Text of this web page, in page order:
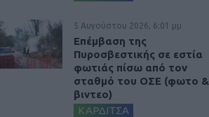
5 Αυγούστου 2026, 6:01 μμ
Επέμβαση της
Πυροσβεστικής σε εστία
φωτιάς πίσω από τον
σταθμό του ΟΣΕ (φωτο &
βιντεο)
ΚΑΡΔΙΤΣΑ